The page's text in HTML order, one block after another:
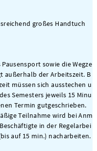
großes Handtuch
sowie die Wegze
außerhalb der Arbeitszeit. B
müssen sich ausstechen u
Semesters jeweils 15 Minu
Termin gutgeschrieben.
Teilnahme wird bei Anm
in der Regelarbei
auf 15 min.) nacharbeiten.